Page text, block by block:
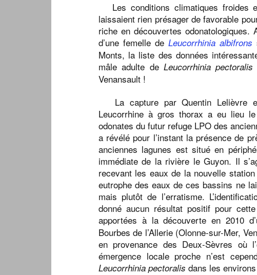
Les conditions climatiques froides
laissaient rien présager de favorable
riche en découvertes
d’une femelle de Leucorrhinia albifrons
Monts, la liste des données
mâle adulte de Leucorrhinia pectoralis
Venansault !
La capture par Quentin Lelièvre
Leucorrhine à gros thorax a eu lieu
odonates du futur refuge LPO des
a révélé pour l’instant la présence de
anciennes lagunes est situé en
immédiate de la rivière le Guyon. Il
recevant les eaux de la nouvelle
eutrophe des eaux de ces bassins ne
mais plutôt de l’erratisme.
donné aucun résultat positif pour
apportées à la découverte en 2010
Bourbes de l’Allerie (Olonne-sur-Mer,
en provenance des Deux-Sèvres où
émergence locale proche n’est
Leucorrhinia pectoralis dans les